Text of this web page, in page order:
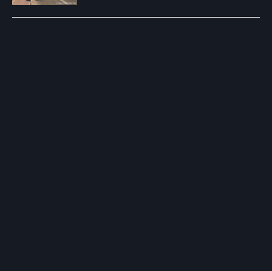
Post